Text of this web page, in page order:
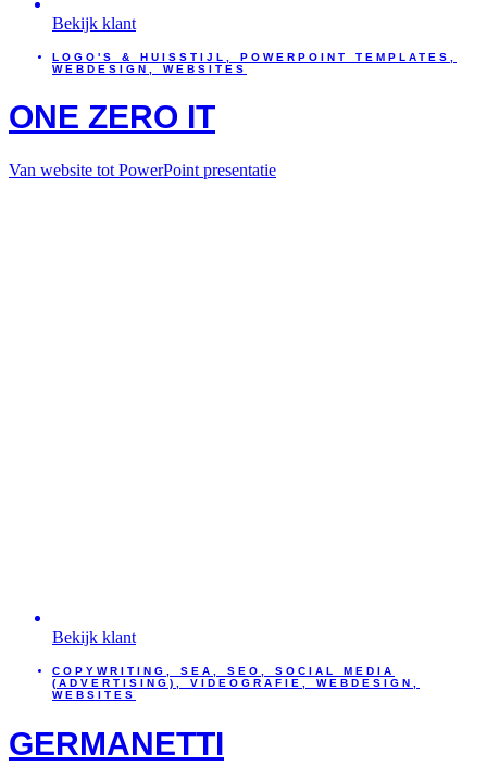
Bekijk klant
LOGO'S & HUISSTIJL POWERPOINT TEMPLATES
WEBDESIGN
WEBSITES
ONE ZERO IT
Van website tot PowerPoint presentatie
Bekijk klant
COPYWRITING , SEA , SEO , SOCIAL MEDIA
(ADVERTISING) , VIDEOGRAFIE , WEBDESIGN ,
WEBSITES
GERMANETTI